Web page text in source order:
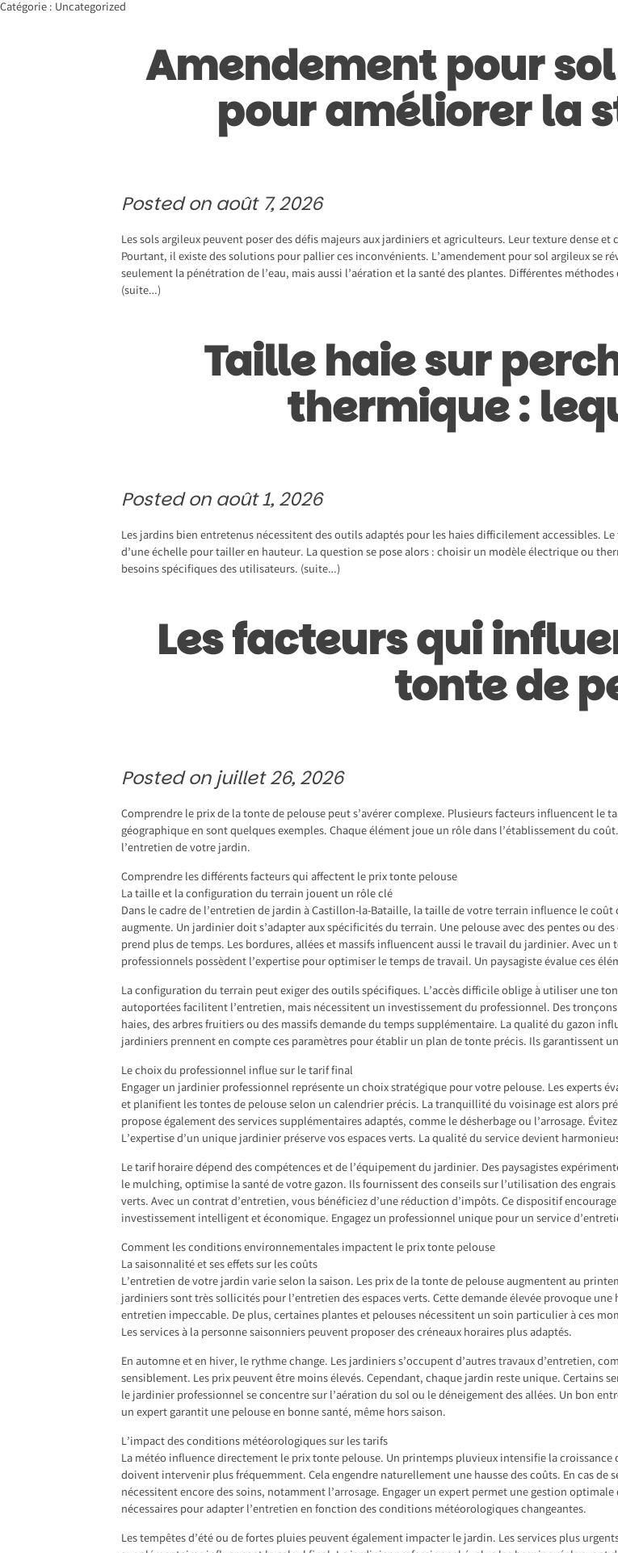
Skip
Catégorie : Uncategorized
Amendement pour
pour améliorer la
Posted on août 7, 2026
Les sols argileux peuvent poser des défis majeurs aux jardiniers et agriculteurs. Leur texture dense
Pourtant, il existe des solutions pour pallier ces inconvénients. L’amendement pour sol argileux se
seulement la pénétration de l’eau, mais aussi l’aération et la santé des plantes. Différentes
(suite…)
Taille haie sur
thermique :
Posted on août 1, 2026
Les jardins bien entretenus nécessitent des outils adaptés pour les haies difficilement accessibles.
d’une échelle pour tailler en hauteur. La question se pose alors : choisir un modèle électrique ou
besoins spécifiques des utilisateurs. (suite…)
Les facteurs qui
tonte de
Posted onjuillet 26, 2026
Comprendre le prix de la tonte de pelouse peut s’avérer complexe. Plusieurs facteurs influencent
géographique en sont quelques exemples. Chaque élément joue un rôle dans l’établissement du
l’entretien de votre jardin.
Comprendre les différents facteurs qui affectent le prix tonte pelouse
La taille et la configuration du terrain jouent un rôle clé
Dans le cadre de l’entretien de jardin à Castillon-la-Bataille, la taille de votre terrain influence le coût
augmente. Un jardinier doit s’adapter aux spécificités du terrain. Une pelouse avec des pentes ou
prend plus de temps. Les bordures, allées et massifs influencent aussi le travail du jardinier. Avec
professionnels possèdent l’expertise pour optimiser le temps de travail. Un paysagiste évalue ces
La configuration du terrain peut exiger des outils spécifiques. L’accès difficile oblige à utiliser une
autoportées facilitent l’entretien, mais nécessitent un investissement du professionnel. Des
haies, des arbres fruitiers ou des massifs demande du temps supplémentaire. La qualité du gazon
jardiniers prennent en compte ces paramètres pour établir un plan de tonte précis. Ils garantissent
Le choix du professionnel influe sur le tarif final
Engager un jardinier professionnel représente un choix stratégique pour votre pelouse. Les experts
et planifient les tontes de pelouse selon un calendrier précis. La tranquillité du voisinage est alors
propose également des services supplémentaires adaptés, comme le désherbage ou l’arrosage.
L’expertise d’un unique jardinier préserve vos espaces verts. La qualité du service devient
Le tarif horaire dépend des compétences et de l’équipement du jardinier. Des paysagistes
le mulching, optimise la santé de votre gazon. Ils fournissent des conseils sur l’utilisation des
verts. Avec un contrat d’entretien, vous bénéficiez d’une réduction d’impôts. Ce dispositif
investissement intelligent et économique. Engagez un professionnel unique pour un service
Comment les conditions environnementales impactent le prix tonte pelouse
La saisonnalité et ses effets sur les coûts
L’entretien de votre jardin varie selon la saison. Les prix de la tonte de pelouse augmentent au
jardiniers sont très sollicités pour l’entretien des espaces verts. Cette demande élevée provoque
entretien impeccable. De plus, certaines plantes et pelouses nécessitent un soin particulier à ces
Les services à la personne saisonniers peuvent proposer des créneaux horaires plus adaptés.
En automne et en hiver, le rythme change. Les jardiniers s’occupent d’autres travaux d’entretien,
sensiblement. Les prix peuvent être moins élevés. Cependant, chaque jardin reste unique. Certains
le jardinier professionnel se concentre sur l’aération du sol ou le déneigement des allées. Un bon
un expert garantit une pelouse en bonne santé, même hors saison.
L’impact des conditions météorologiques sur les tarifs
La météo influence directement le prix tonte pelouse. Un printemps pluvieux intensifie la
doivent intervenir plus fréquemment. Cela engendre naturellement une hausse des coûts. En cas de
nécessitent encore des soins, notamment l’arrosage. Engager un expert permet une gestion
nécessaires pour adapter l’entretien en fonction des conditions météorologiques changeantes.
Les tempêtes d’été ou de fortes pluies peuvent également impacter le jardin. Les services plus